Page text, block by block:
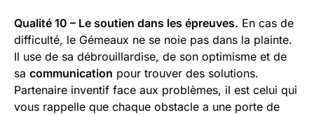
Qualité 10 – Le soutien dans les épreuves. En cas de
difficulté, le Gémeaux ne se noie pas dans la plainte.
Il use de sa débrouillardise, de son optimisme et de
sa communication pour trouver des solutions.
Partenaire inventif face aux problèmes, il est celui qui
vous rappelle que chaque obstacle a une porte de